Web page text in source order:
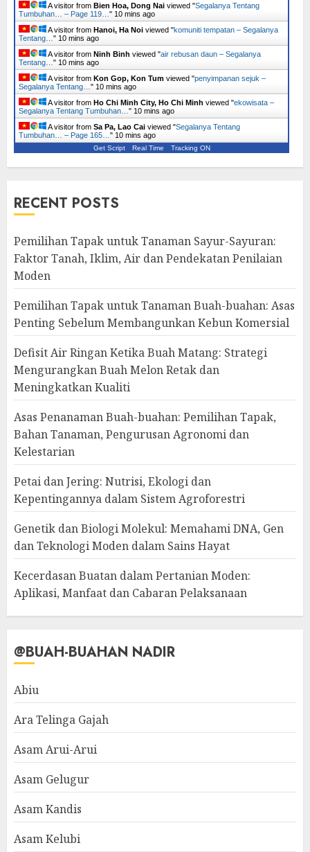
A visitor from Bien Hoa, Dong Nai viewed "Segalanya Tentang
Tumbuhan… – Page 119… " 10 mins ago
A visitor from Hanoi, Ha Noi viewed "komuniti tempatan – Segalanya
Tentang… " 10 mins ago
A visitor from Ninh Binh viewed "air rebusan daun – Segalanya
Tentang… " 10 mins ago
A visitor from Kon Gop, Kon Tum viewed "penyimpanan sejuk –
Segalanya Tentang… " 10 mins ago
A visitor from Ho Chi Minh City, Ho Chi Minh viewed "ekowisata –
Segalanya Tentang Tumbuhan… " 10 mins ago
A visitor from Sa Pa, Lao Cai viewed "Segalanya Tentang
Tumbuhan… – Page 165… " 10 mins ago
Get Script Real Time Tracking ON
RECENT POSTS
Pemilihan Tapak untuk Tanaman Sayur-Sayuran:
Faktor Tanah, Iklim, Air dan Pendekatan Penilaian
Moden
Pemilihan Tapak untuk Tanaman Buah-buahan: Asas
Penting Sebelum Membangunkan Kebun Komersial
Defisit Air Ringan Ketika Buah Matang: Strategi
Mengurangkan Buah Melon Retak dan
Meningkatkan Kualiti
Asas Penanaman Buah-buahan: Pemilihan Tapak,
Bahan Tanaman, Pengurusan Agronomi dan
Kelestarian
Petai dan Jering: Nutrisi, Ekologi dan
Kepentingannya dalam Sistem Agroforestri
Genetik dan Biologi Molekul: Memahami DNA, Gen
dan Teknologi Moden dalam Sains Hayat
Kecerdasan Buatan dalam Pertanian Moden:
Aplikasi, Manfaat dan Cabaran Pelaksanaan
@BUAH-BUAHAN NADIR
Abiu
Ara Telinga Gajah
Asam Arui-Arui
Asam Gelugur
Asam Kandis
Asam Kelubi